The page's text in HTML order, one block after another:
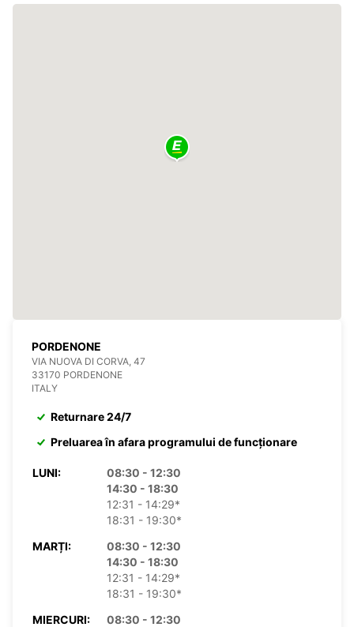
PORDENONE
VIA NUOVA DI CORVA, 47
33170 PORDENONE
ITALY
Returnare 24/7
Preluarea în afara programului de funcționare
LUNI:
08:30 - 12:30
14:30 - 18:30
12:31 - 14:29*
18:31 - 19:30*
MARȚI:
08:30 - 12:30
14:30 - 18:30
12:31 - 14:29*
18:31 - 19:30*
MIERCURI:
08:30 - 12:30